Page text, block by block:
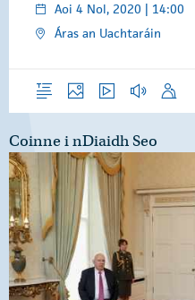
Aoi 4 Nol, 2020 | 14:00
Áras an Uachtaráin
ForléargasGrianghraif
Físeáin Gearrthóga
Óraid
Coinne i nDiaidh Seo